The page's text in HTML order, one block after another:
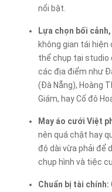
nổi bật.
Lựa chọn bối
không gian tái
thể chụp tại studio
các địa điểm như
(Đà Nẵng), Hoàng
Giám, hay Cố đô
May áo cưới Việt
nên quá chật hay
độ dài vừa phải để
chụp hình và tiệc
Chuẩn bị tài chính: